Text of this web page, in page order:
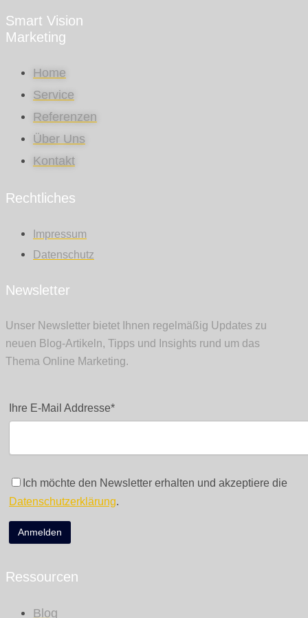
Smart Vision
Marketing
Home
Service
Referenzen
Über Uns
Kontakt
Rechtliches
Impressum
Datenschutz
Newsletter
Unser Newsletter bietet Ihnen regelmäßig Updates zu
neuen Blog-Artikeln, Tipps und Insights rund um das
Thema Online Marketing.
Ihre E-Mail Addresse*
Ich möchte den Newsletter erhalten und akzeptiere die
Datenschutzerklärung.
Ressourcen
Blog